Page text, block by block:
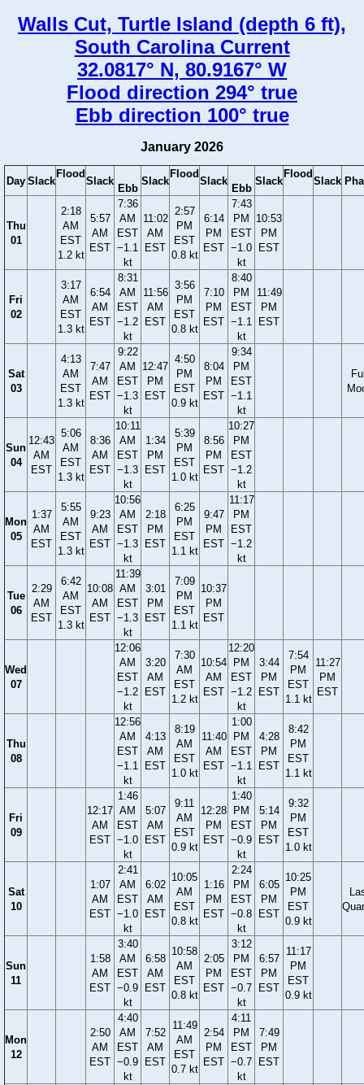
Walls Cut, Turtle Island (depth 6 ft),
South Carolina Current
32.0817° N, 80.9167° W
Flood direction 294° true
Ebb direction 100° true
January 2026
Day Slack
Flood
Slack
Ebb
Slack
Flood
Slack
Ebb
Slack
Flood
Slack
Thu
01
2:18
AM
EST
1.2 kt
5:57
AM
EST
7:36
AM
EST
−1.1
kt
11:02
AM
EST
2:57
PM
EST
0.8 kt
6:14
PM
EST
7:43
PM
EST
−1.0
kt
10:53
PM
EST
Fri
02
3:17
AM
EST
1.3 kt
6:54
AM
EST
8:31
AM
EST
−1.2
kt
11:56
AM
EST
3:56
PM
EST
0.8 kt
7:10
PM
EST
8:40
PM
EST
−1.1
kt
11:49
PM
EST
Sat
03
4:13
AM
EST
1.3 kt
7:47
AM
EST
9:22
AM
EST
−1.3
kt
12:47
PM
EST
4:50
PM
EST
0.9 kt
8:04
PM
EST
9:34
PM
EST
−1.1
kt
Sun
04
12:43
AM
EST
5:06
AM
EST
1.3 kt
8:36
AM
EST
10:11
AM
EST
−1.3
kt
1:34
PM
EST
5:39
PM
EST
1.0 kt
8:56
PM
EST
10:27
PM
EST
−1.2
kt
Mon
05
1:37
AM
EST
5:55
AM
EST
1.3 kt
9:23
AM
EST
10:56
AM
EST
−1.3
kt
2:18
PM
EST
6:25
PM
EST
1.1 kt
9:47
PM
EST
11:17
PM
EST
−1.2
kt
Tue
06
2:29
AM
EST
6:42
AM
EST
1.3 kt
10:08
AM
EST
11:39
AM
EST
−1.3
kt
3:01
PM
EST
7:09
PM
EST
1.1 kt
10:37
PM
EST
Wed
07
12:06
AM
EST
−1.2
kt
3:20
AM
EST
7:30
AM
EST
1.2 kt
10:54
AM
EST
12:20
PM
EST
−1.2
kt
3:44
PM
EST
7:54
PM
EST
1.1 kt
11:27
PM
EST
Thu
08
12:56
AM
EST
−1.1
kt
4:13
AM
EST
8:19
AM
EST
1.0 kt
11:40
AM
EST
1:00
PM
EST
−1.1
kt
4:28
PM
EST
8:42
PM
EST
1.1 kt
Fri
09
12:17
AM
EST
1:46
AM
EST
−1.0
kt
5:07
AM
EST
9:11
AM
EST
0.9 kt
12:28
PM
EST
1:40
PM
EST
−0.9
kt
5:14
PM
EST
9:32
PM
EST
1.0 kt
Sat
10
1:07
AM
EST
2:41
AM
EST
−1.0
kt
6:02
AM
EST
10:05
AM
EST
0.8 kt
1:16
PM
EST
2:24
PM
EST
−0.8
kt
6:05
PM
EST
10:25
PM
EST
0.9 kt
Sun
11
1:58
AM
EST
3:40
AM
EST
−0.9
kt
6:58
AM
EST
10:58
AM
EST
0.8 kt
2:05
PM
EST
3:12
PM
EST
−0.7
kt
6:57
PM
EST
11:17
PM
EST
0.9 kt
Mon
12
2:50
AM
EST
4:40
AM
EST
−0.9
kt
7:52
AM
EST
11:49
AM
EST
0.7 kt
2:54
PM
EST
4:11
PM
EST
−0.7
kt
7:49
PM
EST